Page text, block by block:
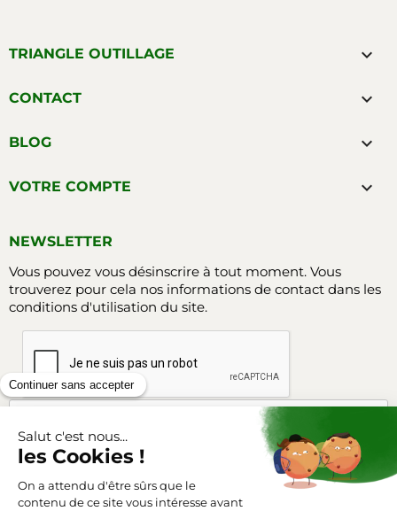
TRIANGLE OUTILLAGE 
CONTACT 
BLOG 
VOTRE COMPTE 
NEWSLETTER
Vous pouvez vous désinscrire à tout moment. Vous
trouverez pour cela nos informations de contact dans les
conditions d'utilisation du site.